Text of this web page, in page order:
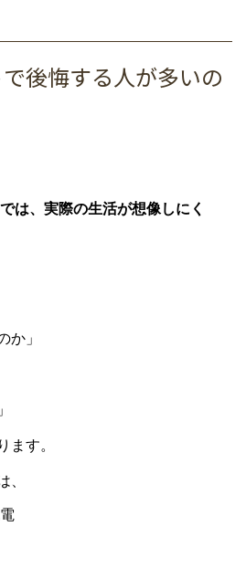
後悔する人が多いの
は、実際の生活が想像しにく
か」
ます。
、